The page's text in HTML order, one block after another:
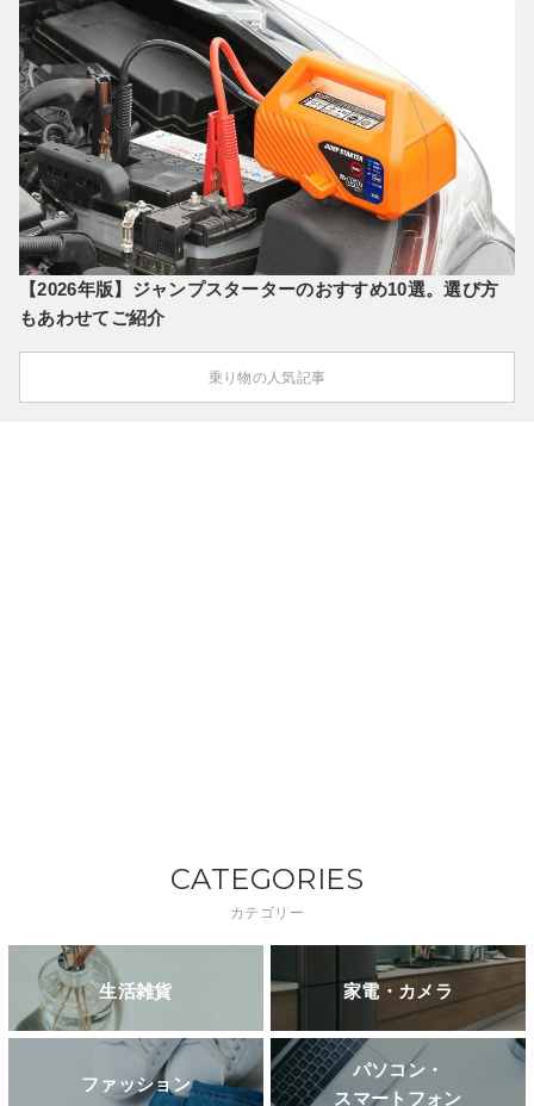
【2026年版】ジャンプスターターのおすすめ10選。選び方
もあわせてご紹介
乗り物の人気記事
CATEGORIES
カテゴリー
生活雑貨 家電・カメラ
ファッション
パソコン・
スマートフォン